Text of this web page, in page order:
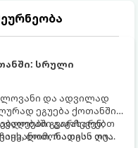
სრული
და ადვილად
ეგუება ქოთანში
გვირჩევენ,
რადგან ღია
გაგახარებთ
ლიმონათისა თუ